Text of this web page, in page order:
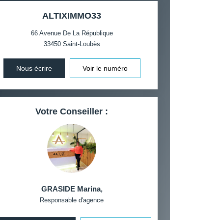
ALTIXIMMO33
66 Avenue De La République
33450 Saint-Loubès
Nous écrire Voir le numéro
Votre Conseiller :
GRASIDE Marina,
Responsable d'agence